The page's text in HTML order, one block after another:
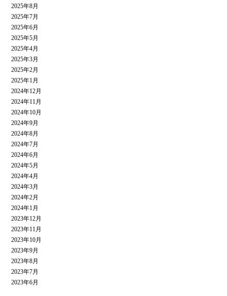
2025年8月
2025年7月
2025年6月
2025年5月
2025年4月
2025年3月
2025年2月
2025年1月
2024年12月
2024年11月
2024年10月
2024年9月
2024年8月
2024年7月
2024年6月
2024年5月
2024年4月
2024年3月
2024年2月
2024年1月
2023年12月
2023年11月
2023年10月
2023年9月
2023年8月
2023年7月
2023年6月